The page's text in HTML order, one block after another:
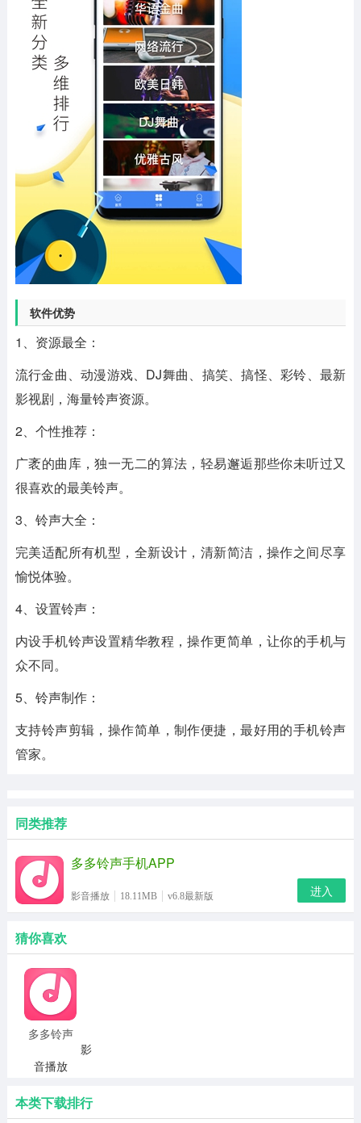
软件优势
1、资源最全：
流行金曲、动漫游戏、DJ舞曲、搞笑、搞怪、彩铃、最新
影视剧，海量铃声资源。
2、个性推荐：
广袤的曲库，独一无二的算法，轻易邂逅那些你未听过又
很喜欢的最美铃声。
3、铃声大全：
完美适配所有机型，全新设计，清新简洁，操作之间尽享
愉悦体验。
4、设置铃声：
内设手机铃声设置精华教程，操作更简单，让你的手机与
众不同。
5、铃声制作：
支持铃声剪辑，操作简单，制作便捷，最好用的手机铃声
管家。
同类推荐
多多铃声手机APP
影音播放 18.11MB v6.8最新版 进入
猜你喜欢
多多铃声
影
音播放
新版
本类下载排行